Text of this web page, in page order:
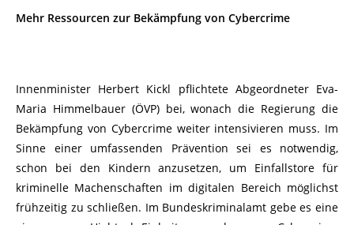
Mehr Ressourcen zur Bekämpfung von Cybercrime
Innenminister Herbert Kickl pflichtete Abgeordneter Eva-
Maria Himmelbauer (ÖVP) bei, wonach die Regierung die
Bekämpfung von Cybercrime weiter intensivieren muss. Im
Sinne einer umfassenden Prävention sei es notwendig,
schon bei den Kindern anzusetzen, um Einfallstore für
kriminelle Machenschaften im digitalen Bereich möglichst
frühzeitig zu schließen. Im Bundeskriminalamt gebe es eine